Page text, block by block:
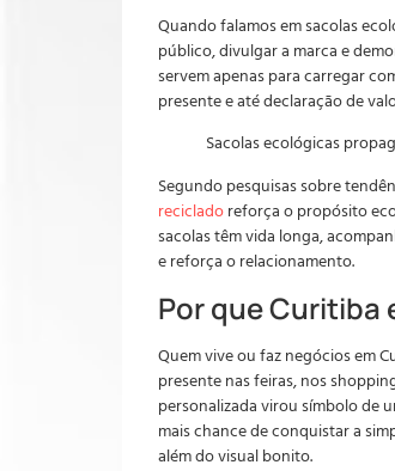
Quando falamos em sacolas
público, divulgar a marca e
servem apenas para carregar
presente e até declaração de
Sacolas ecológicas
Segundo pesquisas sobre
reciclado reforça o propósito
sacolas têm vida longa,
e reforça o relacionamento.
Por que Curitiba
Quem vive ou faz negócios em
presente nas feiras, nos
personalizada virou símbolo de
mais chance de conquistar a
além do visual bonito.